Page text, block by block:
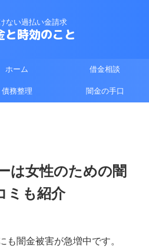
ない過払い金請求
と時効のこと
ホーム 借金相談
債務整理 闇金の手口
は女性のための闇
ミも紹介
闇金被害が急増中です。